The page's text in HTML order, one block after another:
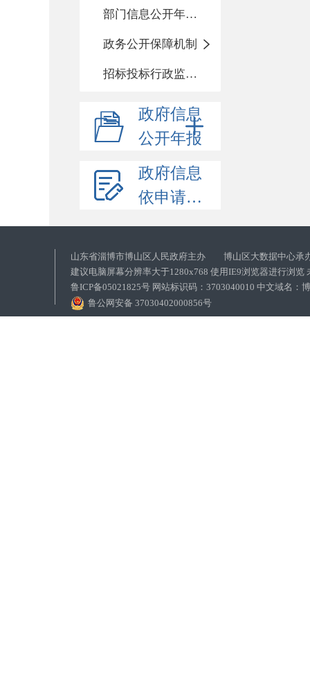
部门信息公开年度报告
政务公开保障机制
招标投标行政监督责任清单
政府信息
公开年报
政府信息
依申请公开
山东省淄博市博山区人民政府主办 博山区大数据中心承
建议电脑屏幕分辨率大于1280x768 使用IE9浏览器进行浏览
鲁ICP备05021825号 网站标识码：3703040010 中文域名：
鲁公网安备 37030402000856号